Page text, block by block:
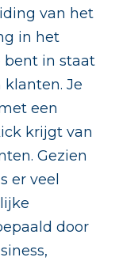
van het
in het
bent in staat
Je
een
krijgt van
Gezien
er veel
door